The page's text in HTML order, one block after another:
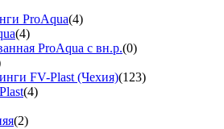
ProAqua(4)
(4)
ProAqua с вн.р.(0)
FV-Plast (Чехия)(123)
(4)
(2)